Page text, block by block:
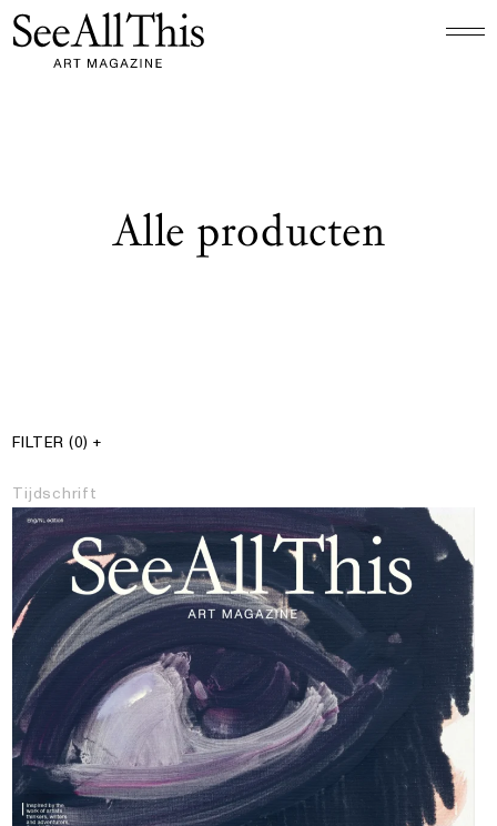
Logo See All This, linkt naar de homepage
Alle producten
Producten filter
FILTER (0) +
§ Resultaten
Tijdschrift